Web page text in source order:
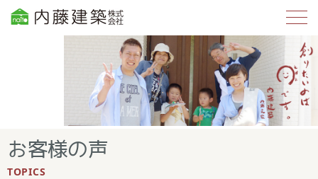
お客様の声
TOPICS